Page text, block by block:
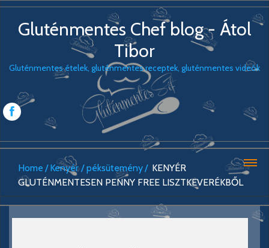
Gluténmentes Chef blog - Átol
Tibor
Gluténmentes ételek, gluténmentes receptek, gluténmentes videók
Home Kenyér / péksütemény
KENYÉR
GLUTÉNMENTESEN PENNY FREE LISZTKEVERÉKBŐL